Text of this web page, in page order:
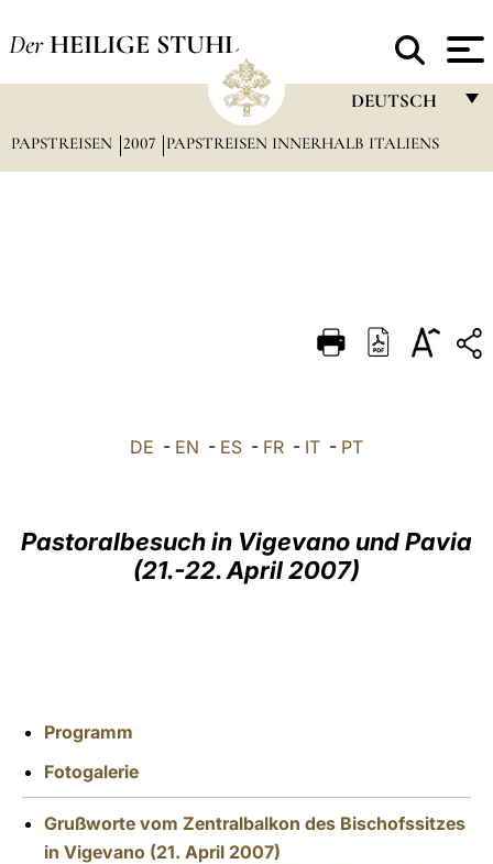
Der HEILIGE STUHL
DEUTSCH
FRANÇAIS
DEUTSCH
العربيّة
LATINE
PAPSTREISEN 2007 PAPSTREISEN INNERHALB ITALIENS
DE - EN - ES - FR - IT - PT
Pastoralbesuch in Vigevano und Pavia
(21.-22. April 2007)
Programm
Fotogalerie
Grußworte vom Zentralbalkon des Bischofssitzes
in Vigevano (21. April 2007)